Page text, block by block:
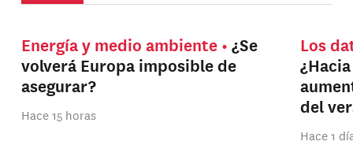
Energía y medio ambiente
¿Se
volverá Europa imposible de
asegurar?
Hace 15 horas
Los
del
Hace 1